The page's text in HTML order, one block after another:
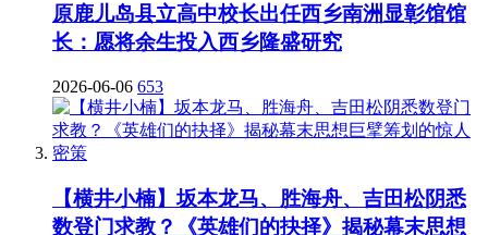
原鹿儿岛县立高中校长出任西乡南洲显彰馆馆
长：愿将余生投入西乡隆盛研究
2026-06-06 653
【横井小楠】坂本龙马、胜海舟、吉田松阴悉
数登门求教？《英雄们的抉择》揭秘幕末思想